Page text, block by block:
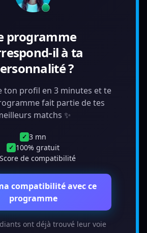
programme
il à ta
?
ton profil en 3 minutes et te
fait partie de tes
matchs ✨
✓ 3 mn
✓ 100% gratuit
Score de compatibilité
compatibilité avec ce
programme
ont déjà trouvé leur voie